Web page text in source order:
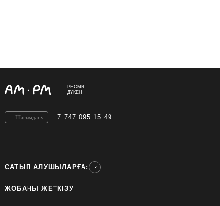
РЕСМИ
ДҮКЕН
+7 747 095 15 49
Шағымдану
САТЫП АЛУШЫЛАРҒА:
ЖОБАНЫ ЖЕТКІЗУ